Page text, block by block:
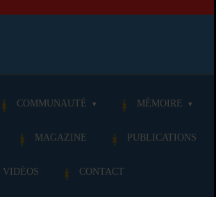
COMMUNAUTÉ MÉMOIRE
MAGAZINE PUBLICATIONS
VIDÉOS CONTACT